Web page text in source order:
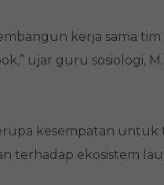
kerja sama
ujar guru sosiologi,
kesempatan
terhadap ekosistem